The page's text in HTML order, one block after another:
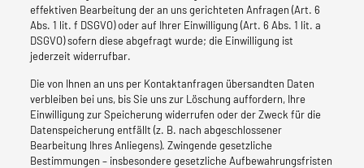
effektiven Bearbeitung der an uns gerichteten Anfragen (Art. 6
Abs. 1 lit. f DSGVO) oder auf Ihrer Einwilligung (Art. 6 Abs. 1 lit. a
DSGVO) sofern diese abgefragt wurde; die Einwilligung ist
jederzeit widerrufbar.
Die von Ihnen an uns per Kontaktanfragen übersandten Daten
verbleiben bei uns, bis Sie uns zur Löschung auffordern, Ihre
Einwilligung zur Speicherung widerrufen oder der Zweck für die
Datenspeicherung entfällt (z. B. nach abgeschlossener
Bearbeitung Ihres Anliegens). Zwingende gesetzliche
Bestimmungen – insbesondere gesetzliche Aufbewahrungsfristen